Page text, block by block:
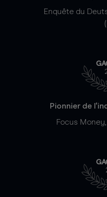
Enquête du
Pionnier de
Focus